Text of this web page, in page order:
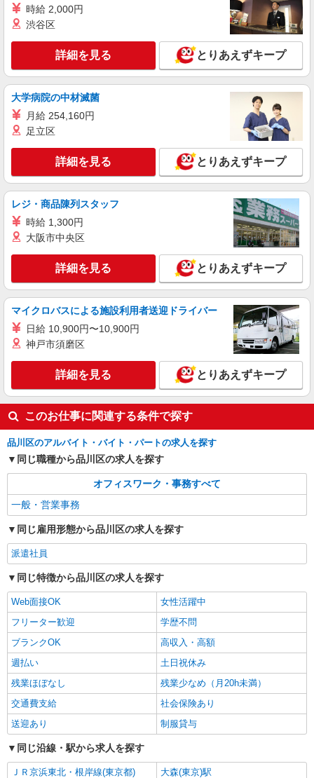
詳細を見る
株式会社リジョイスカンパニー（103919）
大学病院の一般事務
月給223,000円以上 ※研修期間2ヶ月間は給与
95％支給
昭和医科大学病院（東京都品川区旗の台1丁目
5-8）
キープ 詳細を見る
株式会社フルキャスト東京支社/EA0401G-10C
仕分け シール貼り 倉庫内軽作業 オフィスワー
ク イベントスタッフ等
時給1600円〜1800円（22:00〜翌5:00の深夜手
当で時給UP） ※給与幅は経験・能力による
東京都品川区
キープ 詳細を見る
パート 職業紹介
株式会社フルキャスト東京支社/EA0401G-10K
＼大人気♪／オフィスワーク！！その他イメベ
ントスタッフ、仕分け等もあります！
時給1600円〜1800円（22:00〜翌5:00の深夜手
当で時給UP） ※給与幅は経験・能力による
東京都品川区
キープ 詳細を見る
時給 2,000円
渋谷区
詳細を見る とりあえずキープ
大学病院の中材滅菌
月給 254,160円
足立区
詳細を見る とりあえずキープ
レジ・商品陳列スタッフ
時給 1,300円
大阪市中央区
詳細を見る とりあえずキープ
マイクロバスによる施設利用者送迎ドライバー
日給 10,900円〜10,900円
神戸市須磨区
詳細を見る とりあえずキープ
このお仕事に関連する条件で探す
品川区のアルバイト・バイト・パートの求人を探す
同じ職種から品川区の求人を探す
オフィスワーク・事務すべて
一般・営業事務
同じ雇用形態から品川区の求人を探す
派遣社員
同じ特徴から品川区の求人を探す
Web面接OK
女性活躍中
フリーター歓迎
学歴不問
ブランクOK
高収入・高額
週払い
土日祝休み
残業ほぼなし
残業少なめ（月20h未満）
交通費支給
社会保険あり
送迎あり
制服貸与
同じ沿線・駅から求人を探す
ＪＲ京浜東北・根岸線(東京都) 大森(東京)駅